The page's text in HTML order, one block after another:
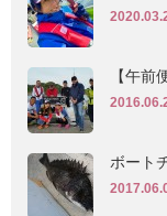
【午前
ボート